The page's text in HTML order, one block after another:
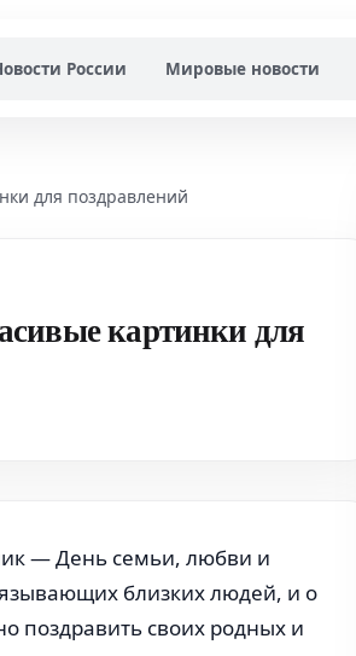
России Мировые новости
для поздравлений
картинки для
— День семьи, любви и
близких людей, и о
поздравить своих родных и